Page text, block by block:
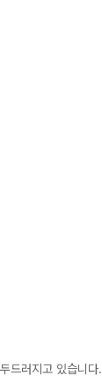
드러지고 있습니다.